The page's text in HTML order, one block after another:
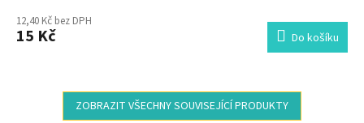
12,40 Kč bez DPH
15 Kč Do košíku
ZOBRAZIT VŠECHNY SOUVISEJÍCÍ PRODUKTY